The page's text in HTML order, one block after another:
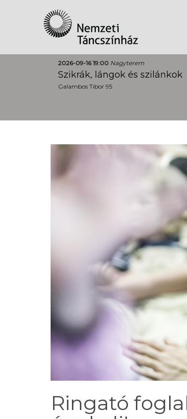
2026-09-16 19:00 Nagyterem
Szikrák, lángok és szilánkok
Galambos Tibor 95
Ringató